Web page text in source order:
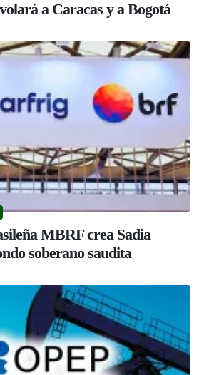
a Caracas y a Bogotá
MBRF crea Sadia
soberano saudita